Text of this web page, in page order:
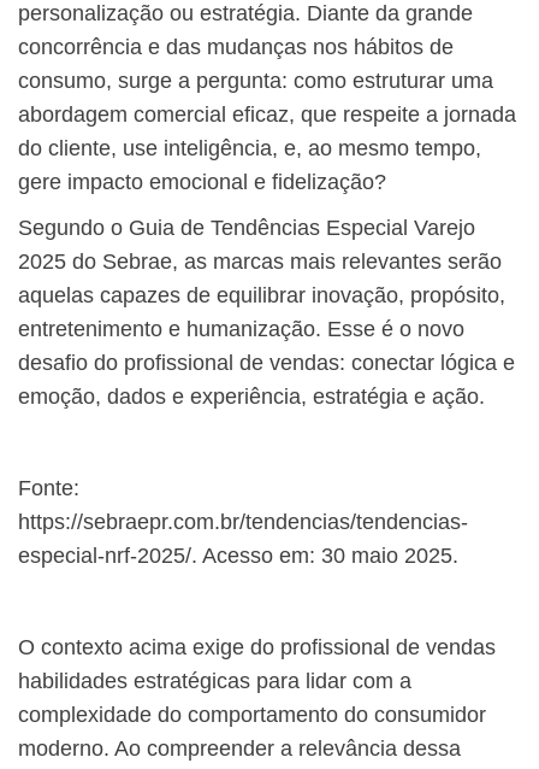
personalização ou estratégia. Diante da grande
concorrência e das mudanças nos hábitos de
consumo, surge a pergunta: como estruturar uma
abordagem comercial eficaz, que respeite a jornada
do cliente, use inteligência, e, ao mesmo tempo,
gere impacto emocional e fidelização?
Segundo o Guia de Tendências Especial Varejo
2025 do Sebrae, as marcas mais relevantes serão
aquelas capazes de equilibrar inovação, propósito,
entretenimento e humanização. Esse é o novo
desafio do profissional de vendas: conectar lógica e
emoção, dados e experiência, estratégia e ação.
Fonte:
https://sebraepr.com.br/tendencias/tendencias-
especial-nrf-2025/. Acesso em: 30 maio 2025.
O contexto acima exige do profissional de vendas
habilidades estratégicas para lidar com a
complexidade do comportamento do consumidor
moderno. Ao compreender a relevância dessa